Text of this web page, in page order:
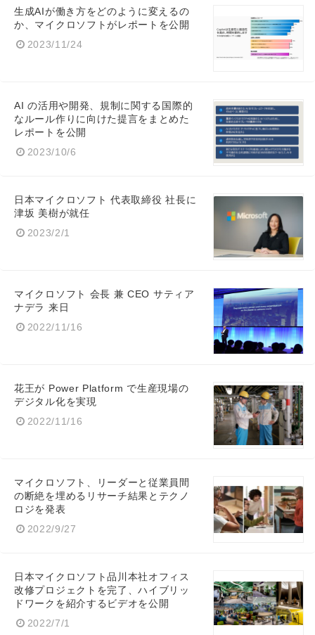
生成AIが働き方をどのように変えるの
か、マイクロソフトがレポートを公開
2023/11/24
AI の活用や開発、規制に関する国際的
なルール作りに向けた提言をまとめた
レポートを公開
2023/10/6
日本マイクロソフト 代表取締役 社長に
津坂 美樹が就任
2023/2/1
マイクロソフト 会長 兼 CEO サティア
ナデラ 来日
2022/11/16
花王が Power Platform で生産現場の
デジタル化を実現
2022/11/16
マイクロソフト、リーダーと従業員間
の断絶を埋めるリサーチ結果とテクノ
ロジを発表
2022/9/27
日本マイクロソフト品川本社オフィス
改修プロジェクトを完了、ハイブリッ
ドワークを紹介するビデオを公開
2022/7/1
Japanese
English